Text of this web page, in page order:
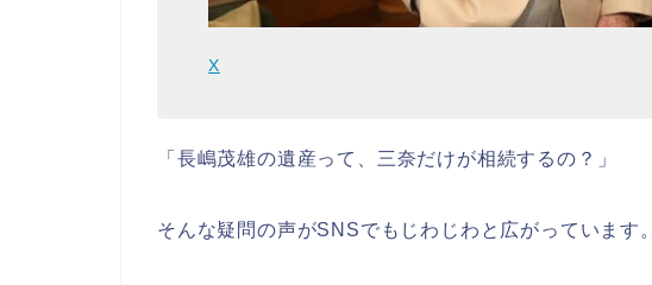
X
「長嶋茂雄の遺産って、三奈だけが相続するの？」
そんな疑問の声がSNSでもじわじわと広がっています。